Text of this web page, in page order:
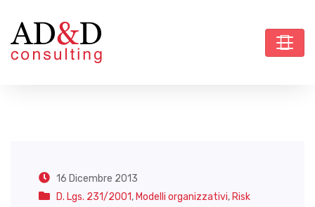
16 Dicembre 2013
D. Lgs. 231/2001, Modelli organizzativi, Risk